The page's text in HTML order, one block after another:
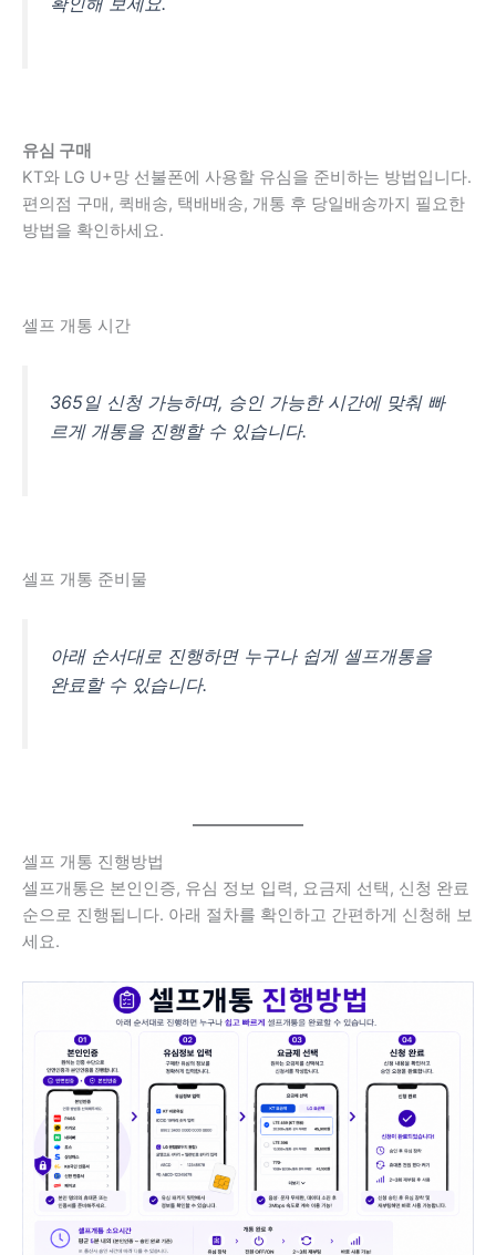
유심 구매
KT와 LG U+망 선불폰에 사용할 유심을 준비하는 방법입니다.
편의점 구매, 퀵배송, 택배배송, 개통 후 당일배송까지 필요한
방법을 확인하세요.
셀프 개통 시간
365일 신청 가능하며, 승인 가능한 시간에 맞춰 빠
르게 개통을 진행할 수 있습니다.
셀프 개통 준비물
아래 순서대로 진행하면 누구나 쉽게 셀프개통을
완료할 수 있습니다.
셀프 개통 진행방법
셀프개통은 본인인증, 유심 정보 입력, 요금제 선택, 신청 완료
순으로 진행됩니다. 아래 절차를 확인하고 간편하게 신청해 보
세요.